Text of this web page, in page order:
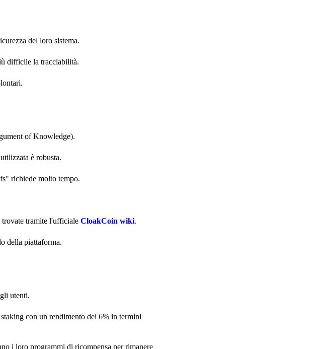
del loro sistema.
difficile la tracciabilità.
of Knowledge).
è robusta.
richiede molto tempo.
tramite l'ufficiale CloakCoin wiki.
della piattaforma.
utenti.
con un rendimento del 6% in termini
i loro programmi di ricompensa per rimanere